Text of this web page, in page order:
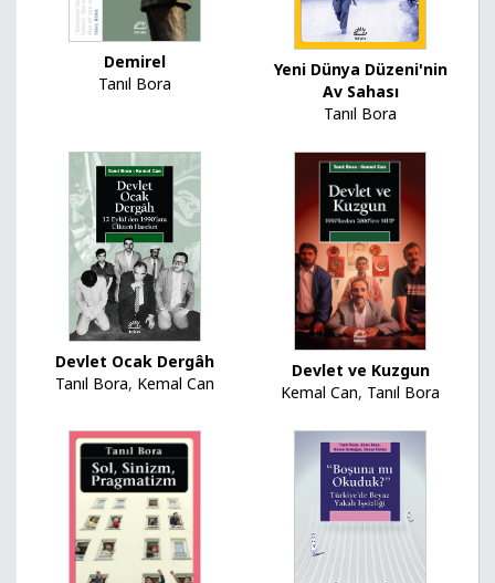
Demirel
Tanıl Bora
Yeni Dünya Düzeni'nin
Av Sahası
Tanıl Bora
Devlet Ocak Dergâh
Tanıl Bora, Kemal Can
Devlet ve Kuzgun
Kemal Can, Tanıl Bora